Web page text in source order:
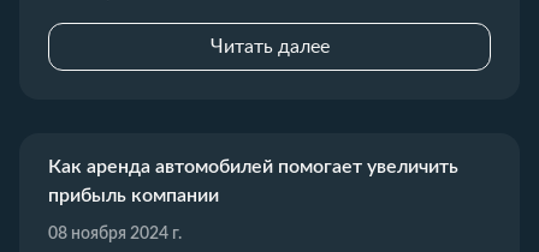
Читать далее
Как аренда автомобилей помогает увеличить
прибыль компании
08 ноября 2024 г.